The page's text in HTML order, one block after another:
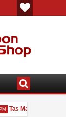
Tas Maluku